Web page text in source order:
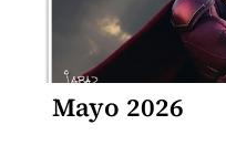
Mayo 2026